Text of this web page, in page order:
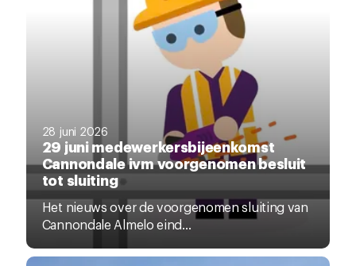
28 juni 2026
29 juni medewerkersbijeenkomst
Cannondale ivm voorgenomen besluit
tot sluiting
Het nieuws over de voorgenomen sluiting van
Cannondale Almelo eind...